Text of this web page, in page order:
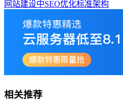
网站建设中SEO优化标准架构
相关推荐